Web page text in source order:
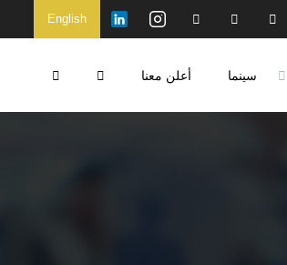
English
سينما أعلن معنا